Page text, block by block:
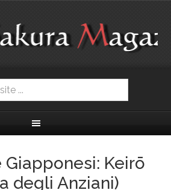
Giapponesi: Keirō
degli Anziani)